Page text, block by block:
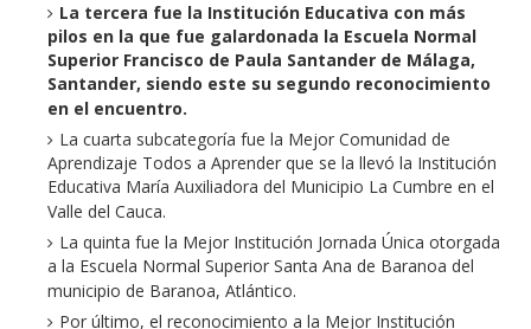
La tercera fue la Institución Educativa con más
pilos en la que fue galardonada la Escuela Normal
Superior Francisco de Paula Santander de Málaga,
Santander, siendo este su segundo reconocimiento
en el encuentro.
La cuarta subcategoría fue la Mejor Comunidad de
Aprendizaje Todos a Aprender que se la llevó la Institución
Educativa María Auxiliadora del Municipio La Cumbre en el
Valle del Cauca.
La quinta fue la Mejor Institución Jornada Única otorgada
a la Escuela Normal Superior Santa Ana de Baranoa del
municipio de Baranoa, Atlántico.
Por último, el reconocimiento a la Mejor Institución